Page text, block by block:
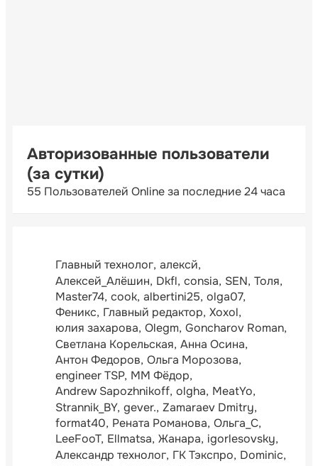
Авторизованные пользователи
(за сутки)
55 Пользователей Online за последние 24 часа
Главный технолог алексй
Алексей_Алёшин Dkfl consia SEN Толя
Master74 cook albertini25 olga07
Феникс Главный редактор Xoxol
юлия захарова Olegm Goncharov Roman
Светлана Корельская Анна Осина
Антон Федоров Ольга Морозова
engineer TSP ММ Фёдор
Andrew Sapozhnikoff olgha MeatYo
Strannik_BY gever. Zamaraev Dmitry
format40 Рената Романова Ольга_С
LeeFooT Ellmatsa Жанара igorlesovsky
Александр технолог ГК Тэкспро Dominic